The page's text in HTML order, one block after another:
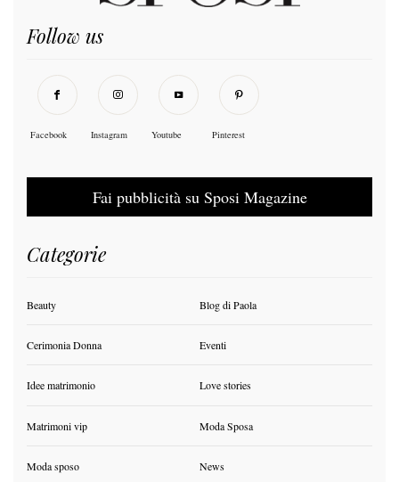
Follow us
Facebook Instagram Youtube Pinterest
Fai pubblicità su Sposi Magazine
Categorie
Beauty Blog di Paola
Cerimonia Donna Eventi
Idee matrimonio Love stories
Matrimoni vip Moda Sposa
Moda sposo News